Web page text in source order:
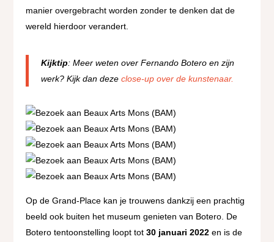
manier overgebracht worden zonder te denken dat de
wereld hierdoor verandert.
Kijktip: Meer weten over Fernando Botero en zijn
werk? Kijk dan dezeclose-up over de kunstenaar.
Op de Grand-Place kan je trouwens dankzij een prachtig
beeld ook buiten het museum genieten van Botero. De
Botero tentoonstelling loopt tot30 januari 2022 en is de